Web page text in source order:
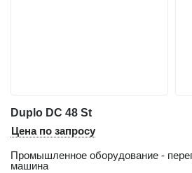
Duplo DC 48 St
Цена по запросу
Промышленное оборудование -
машина